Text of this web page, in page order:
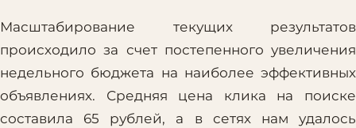
Масштабирование текущих результатов
происходило за счет постепенного увеличения
недельного бюджета на наиболее эффективных
объявлениях. Средняя цена клика на поиске
составила 65 рублей, а в сетях нам удалось